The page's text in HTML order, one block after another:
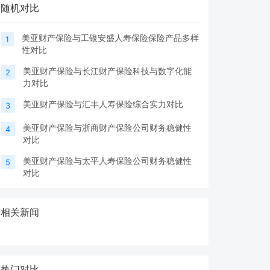
随机对比
1
美亚财产保险与工银安盛人寿保险保险产品多样
性对比
2
美亚财产保险与长江财产保险科技与数字化能
力对比
3 美亚财产保险与汇丰人寿保险综合实力对比
4
美亚财产保险与浙商财产保险公司财务稳健性
对比
5
美亚财产保险与太平人寿保险公司财务稳健性
对比
相关新闻